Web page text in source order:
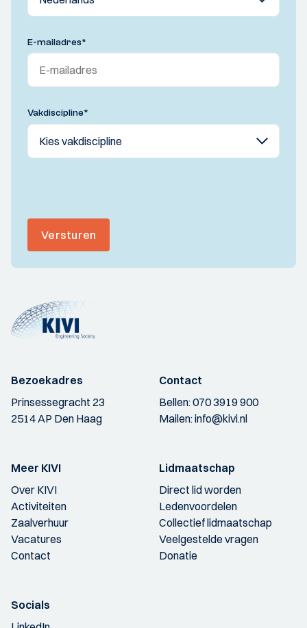
E-mailadres*
Vakdiscipline*
Versturen
Bezoekadres
Prinsessegracht 23
2514 AP Den Haag
Contact
Bellen:070 3919 900
Mailen:info@kivi.nl
Meer KIVI
Over KIVI
Activiteiten
Zaalverhuur
Vacatures
Contact
Lidmaatschap
Direct lid worden
Ledenvoordelen
Collectief lidmaatschap
Veelgestelde vragen
Donatie
Socials